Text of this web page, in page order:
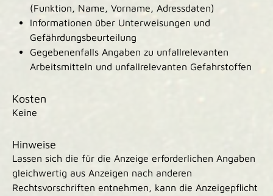
(Funktion, Name, Vorname, Adressdaten)
Informationen über Unterweisungen und
Gefährdungsbeurteilung
Gegebenenfalls Angaben zu unfallrelevanten
Arbeitsmitteln und unfallrelevanten Gefahrstoffen
Kosten
Keine
Hinweise
Lassen sich die für die Anzeige erforderlichen Angaben
gleichwertig aus Anzeigen nach anderen
Rechtsvorschriften entnehmen, kann die Anzeigepflicht